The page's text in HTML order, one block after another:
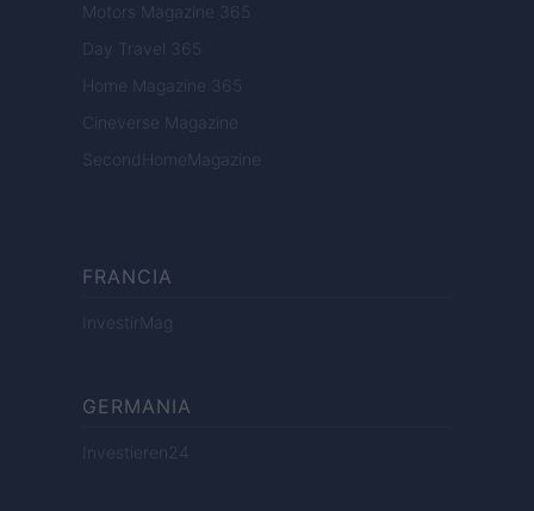
Motors Magazine 365
Day Travel 365
Home Magazine 365
Cineverse Magazine
SecondHomeMagazine
FRANCIA
InvestirMag
GERMANIA
Investieren24